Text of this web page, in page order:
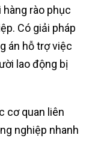
rào phục
Có giải pháp
án hỗ trợ việc
lao động bị
cơ quan liên
nghiệp nhanh